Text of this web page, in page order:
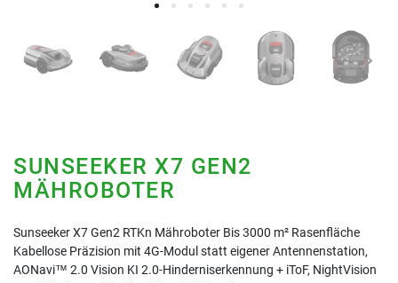
SUNSEEKER X7 GEN2
MÄHROBOTER
Sunseeker X7 Gen2 RTKn Mähroboter Bis 3000 m² Rasenfläche
Kabellose Präzision mit 4G-Modul statt eigener Antennenstation,
AONavi™ 2.0 Vision KI 2.0-Hinderniserkennung + iToF, NightVision